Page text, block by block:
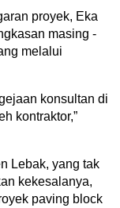
proyek, Eka
masing -
melalui
konsultan di
kontraktor,”
Lebak, yang tak
kekesalanya,
paving block